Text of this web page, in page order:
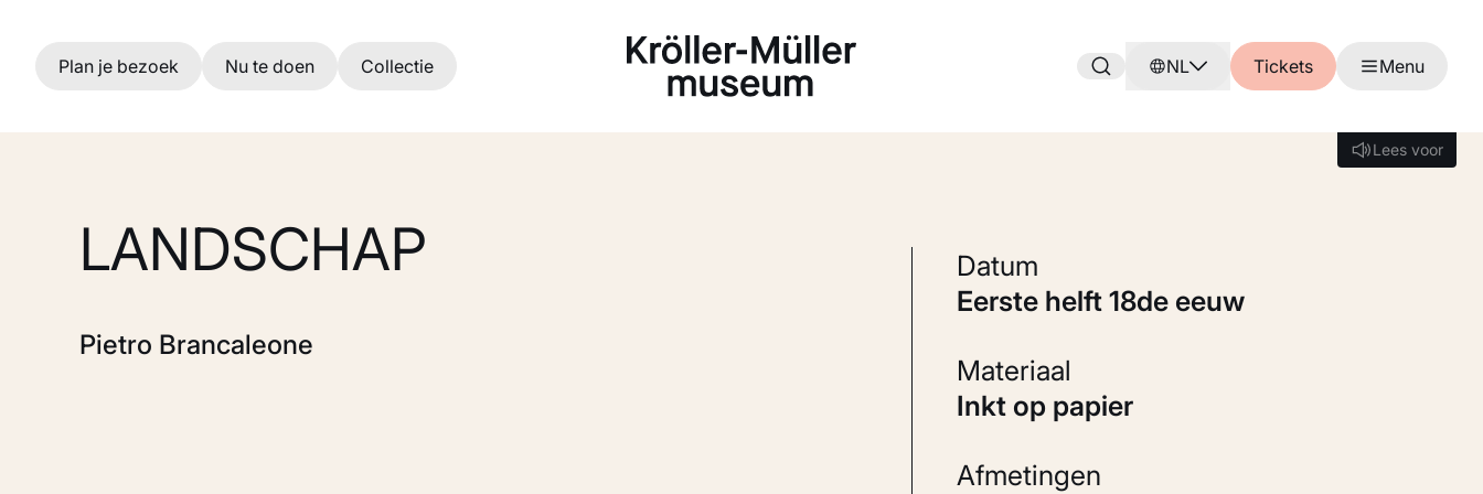
Ga naar hoofdinhoud
Plan je bezoek Nu te doen Collectie NL Tickets Menu
Lees voor
Lees voor
LANDSCHAP
Pietro Brancaleone
Datum
eerste helft 18de eeuw
Materiaal
Inkt op papier
Afmetingen